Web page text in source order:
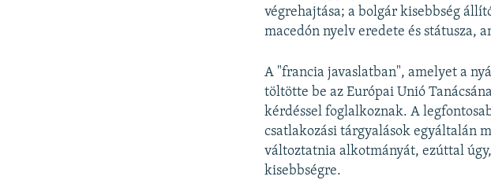
végrehajtása; a bolgár kisebbség
macedón nyelv eredete és státusza,
A "francia javaslatban", amelyet a
töltötte be az Európai Unió
kérdéssel foglalkoznak. A
csatlakozási tárgyalások egyáltalán
változtatnia alkotmányát, ezúttal
kisebbségre.